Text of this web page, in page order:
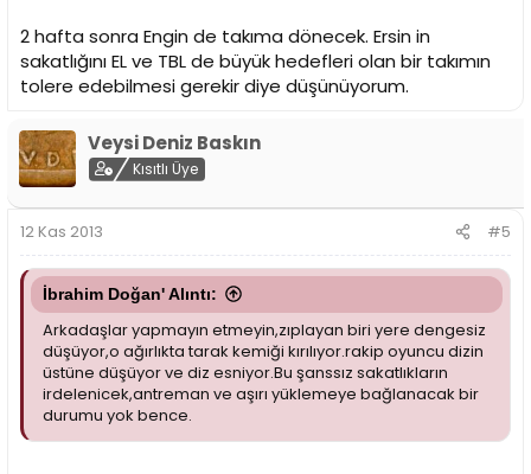
2 hafta sonra Engin de takıma dönecek. Ersin in
sakatlığını EL ve TBL de büyük hedefleri olan bir takımın
tolere edebilmesi gerekir diye düşünüyorum.
Veysi Deniz Baskın
Kısıtlı Üye
12 Kas 2013 #5
İbrahim Doğan' Alıntı:
Arkadaşlar yapmayın etmeyin,zıplayan biri yere dengesiz
düşüyor,o ağırlıkta tarak kemiği kırılıyor.rakip oyuncu dizin
üstüne düşüyor ve diz esniyor.Bu şanssız sakatlıkların
irdelenicek,antreman ve aşırı yüklemeye bağlanacak bir
durumu yok bence.